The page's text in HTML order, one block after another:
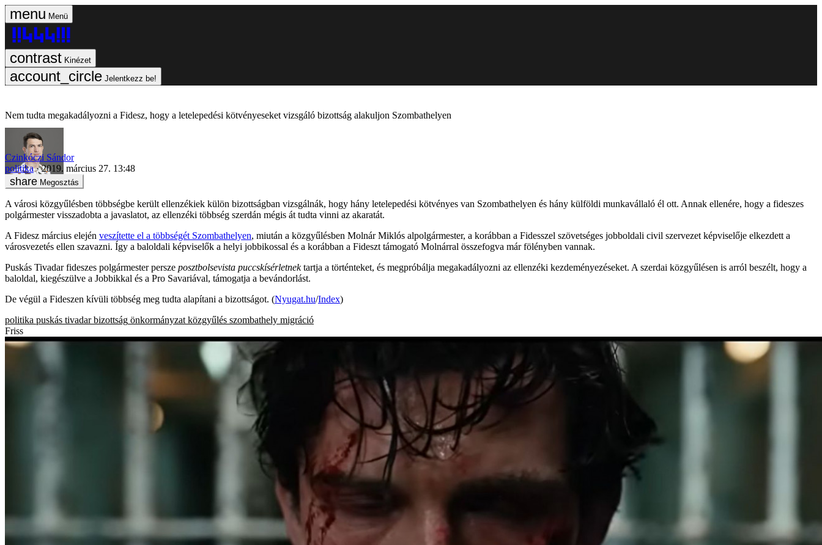
Menü
Kinézet
Jelentkezz be!
Nem tudta megakadályozni a Fidesz, hogy a letelepedési kötvényeseket vizsgáló bizottság alakuljon Szombathelyen
Czinkóczi Sándor
politika
2019. március 27. 13:48
Megosztás
A városi közgyűlésben többségbe került ellenzékiek külön bizottságban vizsgálnák, hogy hány letelepedési kötvényes van Szombathelyen és hány külföldi munkavállaló él ott. Annak ellenére, hogy a fideszes
polgármester visszadobta a javaslatot, az ellenzéki többség szerdán mégis át tudta vinni az akaratát.
A Fidesz március elején veszítette el a többségét Szombathelyen, miután a közgyűlésben Molnár Miklós alpolgármester, a korábban a Fidesszel szövetséges jobboldali civil szervezet képviselője elkezdett a
városvezetés ellen szavazni. Így a baloldali képviselők a helyi jobbikossal és a korábban a Fideszt támogató Molnárral összefogva már fölényben vannak.
Puskás Tivadar fideszes polgármester persze posztbolsevista puccskísérletnektartja a történteket, és megpróbálja megakadályozni az ellenzéki kezdeményezéseket. A szerdai közgyűlésen is arról beszélt, hogy a
baloldal, kiegészülve a Jobbikkal és a Pro Savariával, támogatja a bevándorlást.
De végül a Fideszen kívüli többség meg tudta alapítani a bizottságot. (Nyugat.hu/Index)
politika puskás tivadar bizottság önkormányzat közgyűlés szombathely migráció
Friss